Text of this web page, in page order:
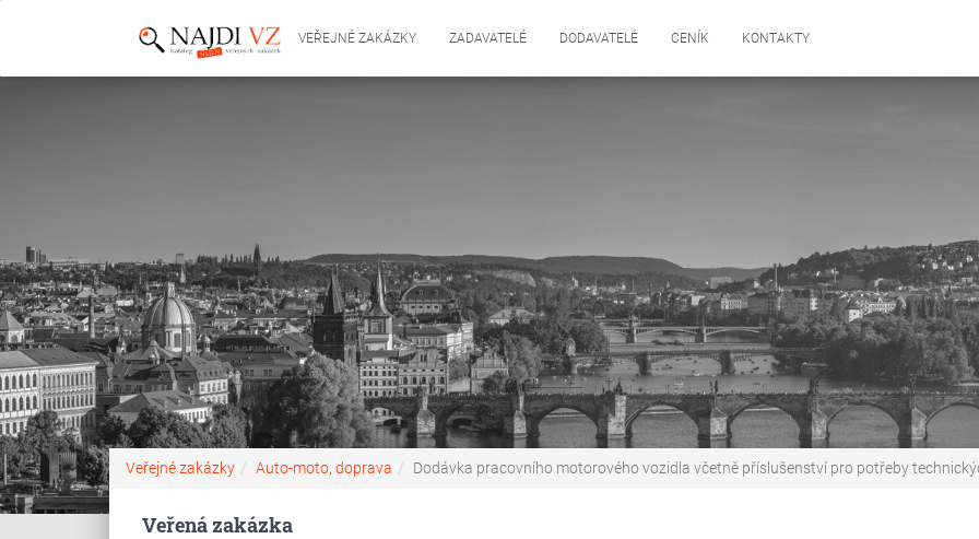
VEŘEJNÉ ZAKÁZKY ZADAVATELÉ DODAVATELÉ CENÍK KONTAKTY
Veřejné zakázky Auto-moto, doprava Dodávka pracovního motorového vozidla včetně příslušenství pro potřeby
Veřená zakázka